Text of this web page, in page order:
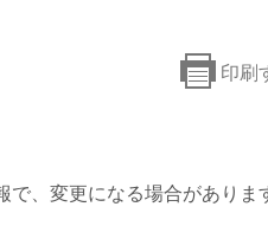
印刷
、変更になる場合がありま